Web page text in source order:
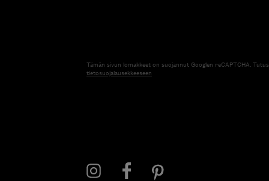
Tämän sivun lomakkeet on suojannut Googlen reCAPTCHA.
tietosuojalausekkeeseen